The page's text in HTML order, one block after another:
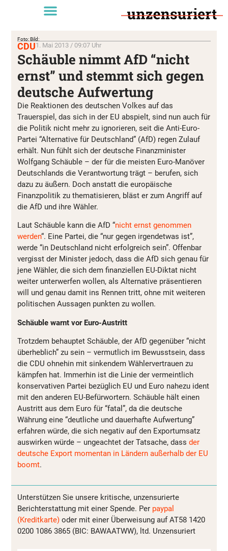
Foto: Bild:
CDU1. Mai 2013 / 09:07 Uhr
Schäuble nimmt AfD “nicht
ernst” und stemmt sich gegen
deutsche Aufwertung
Die Reaktionen des deutschen Volkes auf das
Trauerspiel, das sich in der EU abspielt, sind nun auch für
die Politik nicht mehr zu ignorieren, seit die Anti-Euro-
Partei “Alternative für Deutschland” (AfD) regen Zulauf
erhält. Nun fühlt sich der deutsche Finanzminister
Wolfgang Schäuble – der für die meisten Euro-Manöver
Deutschlands die Verantwortung trägt – berufen, sich
dazu zu äußern. Doch anstatt die europäische
Finanzpolitik zu thematisieren, bläst er zum Angriff auf
die AfD und ihre Wähler.
Laut Schäuble kann die AfD “nicht ernst genommen
werden“. Eine Partei, die “nur gegen irgendetwas ist”,
werde “in Deutschland nicht erfolgreich sein”. Offenbar
vergisst der Minister jedoch, dass die AfD sich genau für
jene Wähler, die sich dem finanziellen EU-Diktat nicht
weiter unterwerfen wollen, als Alternative präsentieren
will und genau damit ins Rennen tritt, ohne mit weiteren
politischen Aussagen punkten zu wollen.
Schäuble warnt vor Euro-Austritt
Trotzdem behauptet Schäuble, der AfD gegenüber “nicht
überheblich” zu sein – vermutlich im Bewusstsein, dass
die CDU ohnehin mit sinkendem Wählervertrauen zu
kämpfen hat. Immerhin ist die Linie der vermeintlich
konservativen Partei bezüglich EU und Euro nahezu ident
mit den anderen EU-Befürwortern. Schäuble hält einen
Austritt aus dem Euro für “fatal”, da die deutsche
Währung eine “deutliche und dauerhafte Aufwertung”
erfahren würde, die sich negativ auf den Exportumsatz
auswirken würde – ungeachtet der Tatsache, dass der
deutsche Export momentan in Ländern außerhalb der EU
boomt.
Unterstützen Sie unsere kritische, unzensurierte
Berichterstattung mit einer Spende. Per paypal
(Kreditkarte) oder mit einer Überweisung auf AT58 1420
0200 1086 3865 (BIC: BAWAATWW), ltd. Unzensuriert